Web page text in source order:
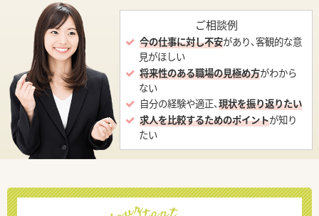
ご相談例
今の仕事に対し不安があり、客観的な意
見がほしい
将来性のある職場の見極め方がわから
ない
自分の経験や適正、現状を振り返りたい
求人を比較するためのポイントが知り
たい